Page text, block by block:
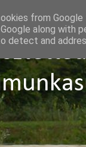
from
along with
detect and